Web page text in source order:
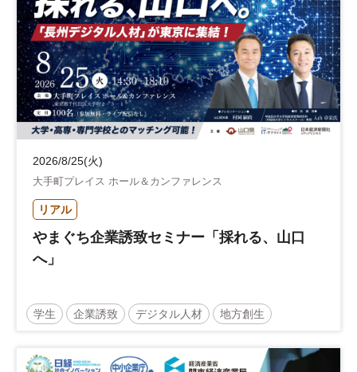
2026/8/25(火)
大手町プレイス ホール＆カンファレンス
リアル
やまぐち企業誘致セミナー「採れる、山口
へ」
学生 企業誘致 デジタル人材 地方創生